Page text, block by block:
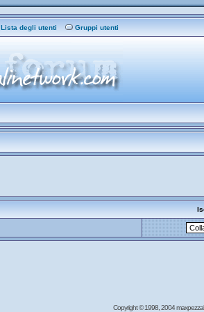
Lista degli utenti Gruppi utenti
Copyright © 1998, 2004